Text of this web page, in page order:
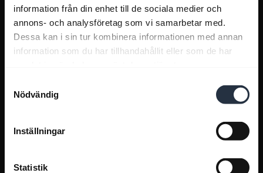
information från din enhet till de sociala medier och
annons- och analysföretag som vi samarbetar med.
Dessa kan i sin tur kombinera informationen med annan
information som du har tillhandahållit eller som de har
Nödvändig
Inställningar
Statistik